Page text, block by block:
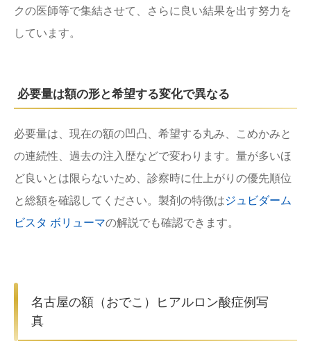
クの医師等で集結させて、さらに良い結果を出す努力を
しています。
必要量は額の形と希望する変化で異なる
必要量は、現在の額の凹凸、希望する丸み、こめかみと
の連続性、過去の注入歴などで変わります。量が多いほ
ど良いとは限らないため、診察時に仕上がりの優先順位
と総額を確認してください。製剤の特徴はジュビダーム
ビスタ ボリューマの解説でも確認できます。
名古屋の額（おでこ）ヒアルロン酸症例写
真